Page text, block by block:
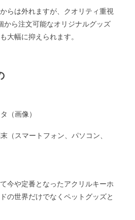
らは外れますが、クオリティ重視
から注文可能なオリジナルグッズ
大幅に抑えられます。
（画像）
（スマートフォン、パソコン、
今や定番となったアクリルキーホ
の世界だけでなくペットグッズと